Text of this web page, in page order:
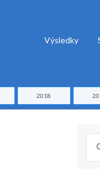
Výsledky
2018